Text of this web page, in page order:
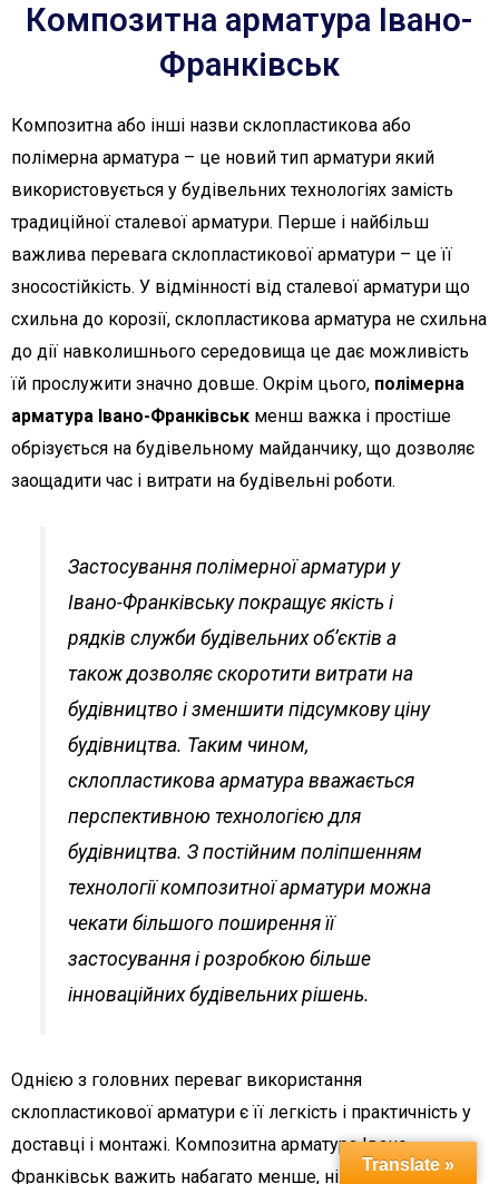
Композитна арматура Івано-
Франківськ
Композитна або інші назви склопластикова або
полімерна арматура – це новий тип арматури який
використовується у будівельних технологіях замість
традиційної сталевої арматури. Перше і найбільш
важлива перевага склопластикової арматури – це її
зносостійкість. У відмінності від сталевої арматури що
схильна до корозії, склопластикова арматура не схильна
до дії навколишнього середовища це дає можливість
їй прослужити значно довше. Окрім цього, полімерна
арматура Івано-Франківськ менш важка і простіше
обрізується на будівельному майданчику, що дозволяє
заощадити час і витрати на будівельні роботи.
Застосування полімерної арматури у
Івано-Франківську покращує якість і
рядків служби будівельних об’єктів а
також дозволяє скоротити витрати на
будівництво і зменшити підсумкову ціну
будівництва. Таким чином,
склопластикова арматура вважається
перспективною технологією для
будівництва. З постійним поліпшенням
технології композитної арматури можна
чекати більшого поширення її
застосування і розробкою більше
інноваційних будівельних рішень.
Однією з головних переваг використання
склопластикової арматури є її легкість і практичність у
доставці і монтажі. Композитна арматура Івано-
Франківськ важить набагато менше, ніж традиційна
Translate »